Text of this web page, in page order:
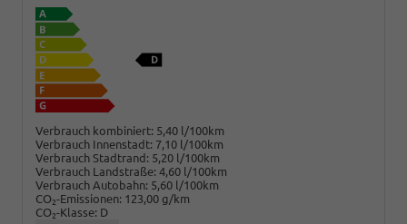
Verbrauch kombiniert: 5,40 l/100km
Verbrauch Innenstadt: 7,10 l/100km
Verbrauch Stadtrand: 5,20 l/100km
Verbrauch Landstraße: 4,60 l/100km
Verbrauch Autobahn: 5,60 l/100km
CO2-Emissionen: 123,00 g/km
CO2-Klasse: D